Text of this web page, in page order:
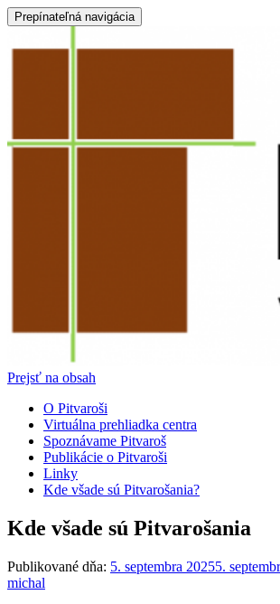
Prepínateľná navigácia
Prejsť na obsah
O Pitvaroši
Virtuálna prehliadka centra
Spoznávame Pitvaroš
Publikácie o Pitvaroši
Linky
Kde všade sú Pitvarošania?
Kde všade sú Pitvarošania
Publikované dňa: 5. septembra 20255.
michal